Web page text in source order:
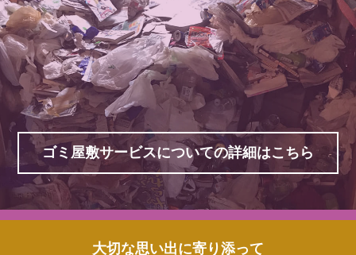
ゴミ屋敷サービスについての詳細はこちら
大切な思い出に寄り添って